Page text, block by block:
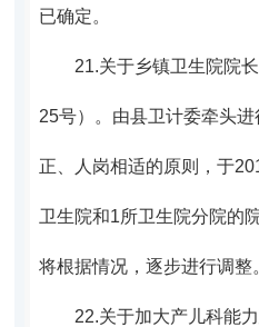
已确定。
21.关于乡镇卫生院院
25号）。 由县卫计委牵头进
正、人岗相适的原则，于
卫生院和1所卫生院分院的
将根据情况，逐步进行调整
22.关于加大产儿科能